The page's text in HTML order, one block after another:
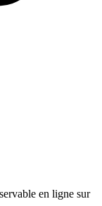
en ligne sur